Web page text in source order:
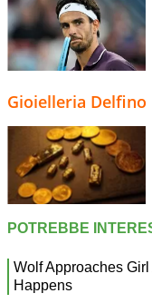
Gioielleria Delfino